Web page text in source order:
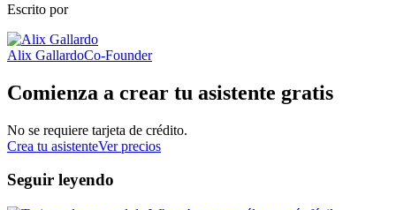
Escrito por
Alix GallardoCo-Founder
Comienza a crear tu asistente gratis
No se requiere tarjeta de crédito.
Crea tu asistenteVer precios
Seguir leyendo